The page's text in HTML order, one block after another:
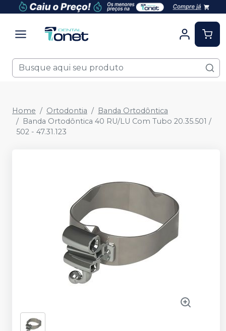
Home Ortodontia
Banda Ortodôntica
Banda Ortodôntica 40 RU/LU Com Tubo 20.35.501 /
502 - 47.31.123